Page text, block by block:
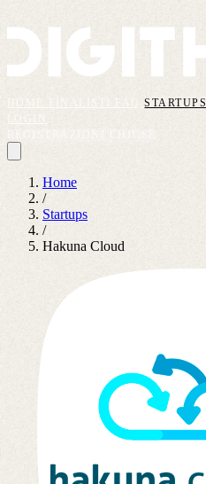
FAQSTARTUPS
Home
/
Startups
/
Hakuna Cloud